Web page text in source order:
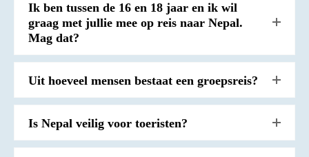
Ik ben tussen de 16 en 18 jaar en ik wil
graag met jullie mee op reis naar Nepal.
Mag dat?
Uit hoeveel mensen bestaat een groepsreis?
Is Nepal veilig voor toeristen?